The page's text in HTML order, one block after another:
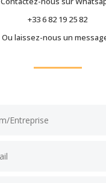
+33 6 82 19 25 82
Ou laissez-nous un